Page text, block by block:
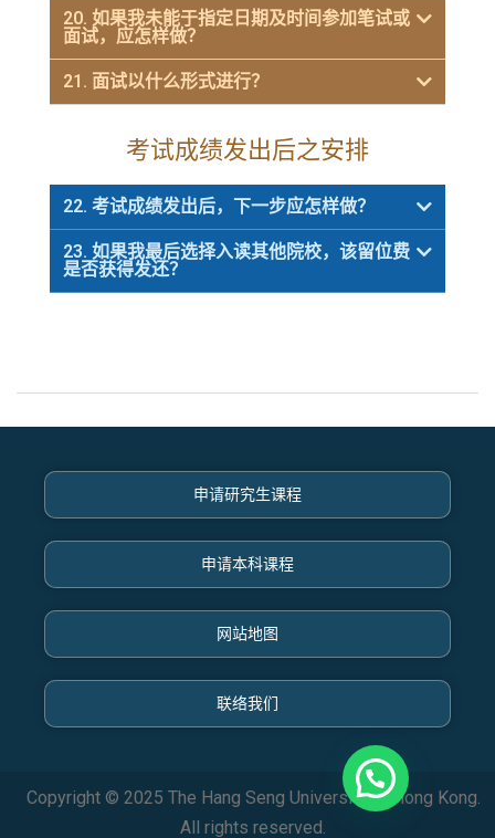
20. 如果我未能于指定日期及时间参加笔试或
面试，应怎样做？
21. 面试以什么形式进行？
考试成绩发出后之安排
22. 考试成绩发出后，下一步应怎样做？
23. 如果我最后选择入读其他院校，该留位费
是否获得发还？
申请研究生课程
申请本科课程
网站地图
联络我们
Copyright © 2025 The Hang Seng University of Hong Kong.
All rights reserved.